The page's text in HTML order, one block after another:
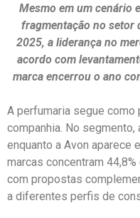
Mesmo em um cenário
fragmentação no setor
2025, a liderança no
acordo com
marca encerrou o ano
A perfumaria segue
companhia. No segmento,
enquanto a Avon aparece
marcas concentram
com propostas
a diferentes perfis de